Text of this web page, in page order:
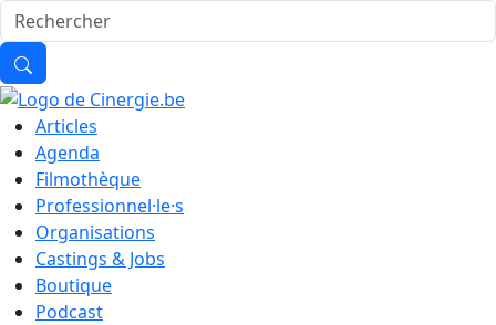
Articles
Agenda
Filmothèque
Professionnel·le·s
Organisations
Castings & Jobs
Boutique
Podcast